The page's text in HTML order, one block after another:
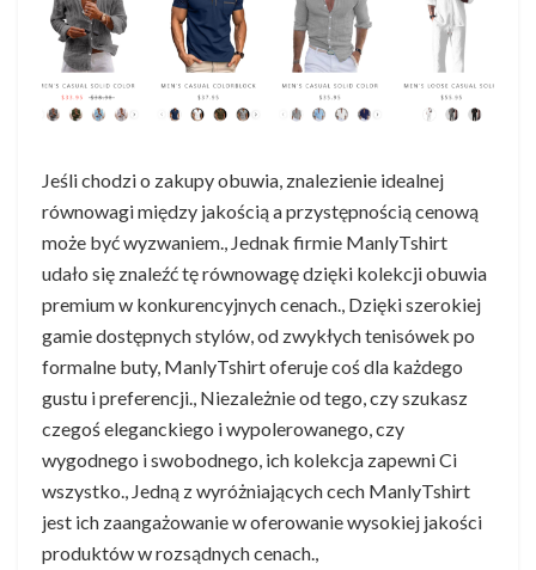
Jeśli chodzi o zakupy obuwia, znalezienie idealnej
równowagi między jakością a przystępnością cenową
może być wyzwaniem., Jednak firmie ManlyTshirt
udało się znaleźć tę równowagę dzięki kolekcji obuwia
premium w konkurencyjnych cenach., Dzięki szerokiej
gamie dostępnych stylów, od zwykłych tenisówek po
formalne buty, ManlyTshirt oferuje coś dla każdego
gustu i preferencji., Niezależnie od tego, czy szukasz
czegoś eleganckiego i wypolerowanego, czy
wygodnego i swobodnego, ich kolekcja zapewni Ci
wszystko., Jedną z wyróżniających cech ManlyTshirt
jest ich zaangażowanie w oferowanie wysokiej jakości
produktów w rozsądnych cenach.,